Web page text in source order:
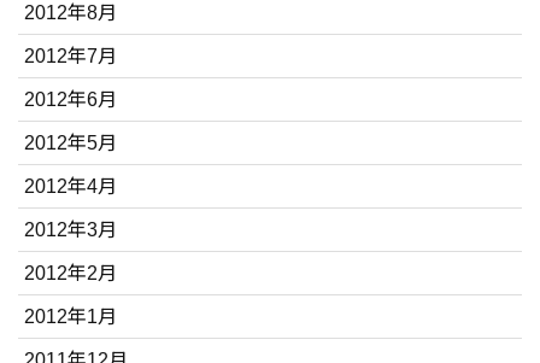
2012年8月
2012年7月
2012年6月
2012年5月
2012年4月
2012年3月
2012年2月
2012年1月